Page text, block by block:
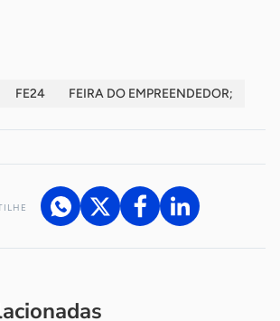
FE24 FEIRA DO EMPREENDEDOR;